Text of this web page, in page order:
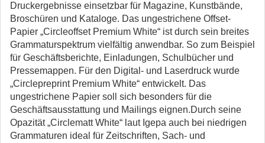
Druckergebnisse einsetzbar für Magazine, Kunstbände,
Broschüren und Kataloge. Das ungestrichene Offset-
Papier „Circleoffset Premium White“ ist durch sein breites
Grammaturspektrum vielfältig anwendbar. So zum Beispiel
für Geschäftsberichte, Einladungen, Schulbücher und
Pressemappen. Für den Digital- und Laserdruck wurde
„Circlepreprint Premium White“ entwickelt. Das
ungestrichene Papier soll sich besonders für die
Geschäftsausstattung und Mailings eignen.Durch seine
Opazität „Circlematt White“ laut Igepa auch bei niedrigen
Grammaturen ideal für Zeitschriften, Sach- und